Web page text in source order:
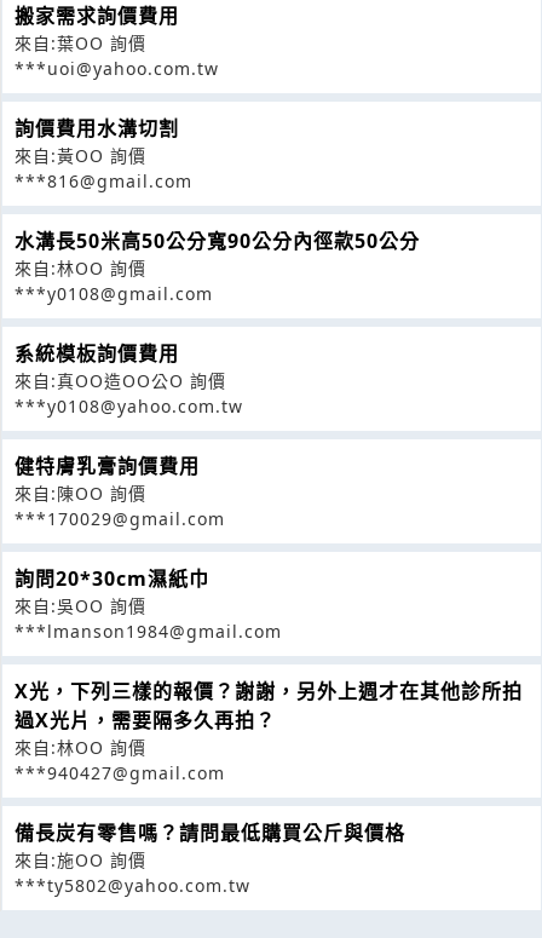
搬家需求詢價費用
來自:葉OO 詢價
***uoi@yahoo.com.tw
詢價費用水溝切割
來自:黃OO 詢價
***816@gmail.com
水溝長50米高50公分寬90公分內徑款50公分
來自:林OO 詢價
***y0108@gmail.com
系統模板詢價費用
來自:真OO造OO公O 詢價
***y0108@yahoo.com.tw
健特膚乳膏詢價費用
來自:陳OO 詢價
***170029@gmail.com
詢問20*30cm濕紙巾
來自:吳OO 詢價
***lmanson1984@gmail.com
X光，下列三樣的報價？謝謝，另外上週才在其他診所拍
過X光片，需要隔多久再拍？
來自:林OO 詢價
***940427@gmail.com
備長炭有零售嗎？請問最低購買公斤與價格
來自:施OO 詢價
***ty5802@yahoo.com.tw